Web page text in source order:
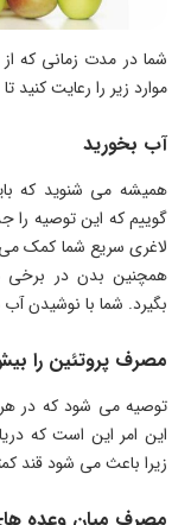
شما در مدت زمانی که
موارد زیر را رعایت کنید
آب بخورید
لاغری سریع شما کمک
همچنین بدن در برخی
بگیرد. شما با نوشیدن
مصرف پروتئین را
توصیه می شود که در هر
این امر این است که
زیرا باعث می شود قند